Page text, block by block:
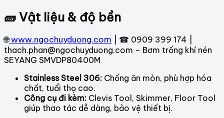
🧱 Vật liệu & độ bền
🌐 www.ngochuyduong.com | ☎ 0909 399 174 |
thach.phan@ngochuyduong.com – Bơm trống khí nén
SEYANG SMVDP80400M
Stainless Steel 306: Chống ăn mòn, phù hợp hóa
chất, tuổi thọ cao.
Công cụ đi kèm: Clevis Tool, Skimmer, Floor Tool
giúp thao tác dễ dàng, bảo vệ thiết bị.